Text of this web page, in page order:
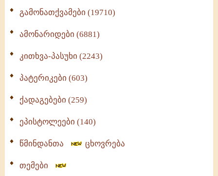
გამონათქვამები (19710)
ამონარიდები (6881)
კითხვა-პასუხი (2243)
პატერიკები (603)
ქადაგებები (259)
ეპისტოლეები (140)
წმინდანთა ცხოვრება
თემები